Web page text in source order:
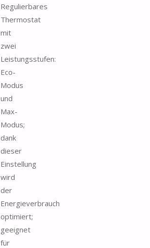
Regulierbares
Thermostat
mit
zwei
Leistungsstufen:
Eco-
Modus
und
Max-
Modus;
dank
dieser
Einstellung
wird
der
Energieverbrauch
optimiert;
geeignet
für